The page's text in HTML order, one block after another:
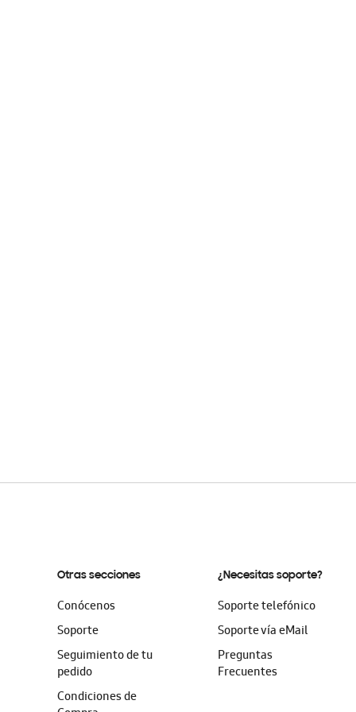
Otras secciones
Conócenos
Soporte
Seguimiento de tu
pedido
Condiciones de
¿Necesitas soporte?
Soporte telefónico
Soporte vía eMail
Preguntas
Frecuentes